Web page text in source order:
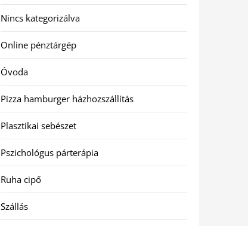
Nincs kategorizálva
Online pénztárgép
Óvoda
Pizza hamburger házhozszállítás
Plasztikai sebészet
Pszichológus párterápia
Ruha cipő
Szállás